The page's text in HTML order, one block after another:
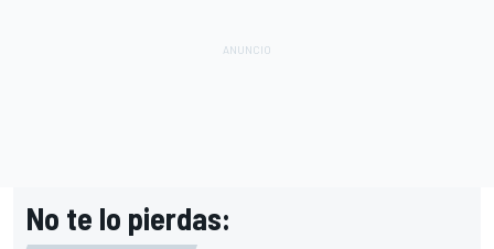
No te lo pierdas: